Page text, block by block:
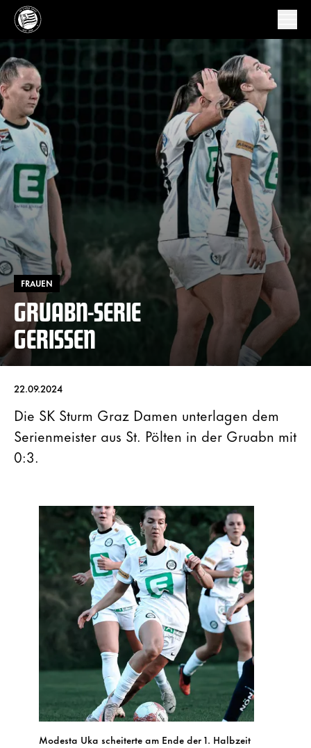
FRAUEN
GRUABN-SERIE
GERISSEN
22.09.2024
Die SK Sturm Graz Damen unterlagen dem
Serienmeister aus St. Pölten in der Gruabn mit
0:3.
Modesta Uka scheiterte am Ende der 1. Halbzeit